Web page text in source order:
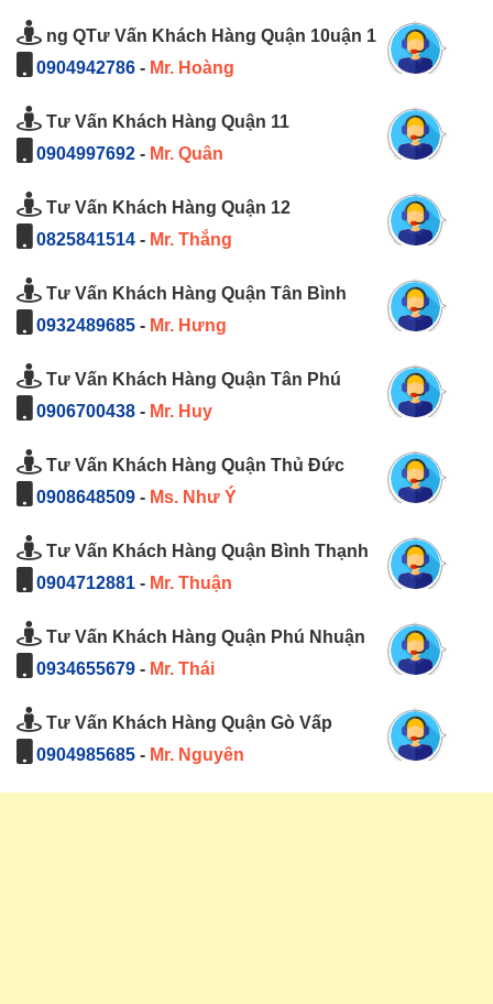
ng QTư Vấn Khách Hàng Quận 10uận 1
0904942786 - Mr. Hoàng
Tư Vấn Khách Hàng Quận 11
0904997692 - Mr. Quân
Tư Vấn Khách Hàng Quận 12
0825841514 - Mr. Thắng
Tư Vấn Khách Hàng Quận Tân Bình
0932489685 - Mr. Hưng
Tư Vấn Khách Hàng Quận Tân Phú
0906700438 - Mr. Huy
Tư Vấn Khách Hàng Quận Thủ Đức
0908648509 - Ms. Như Ý
Tư Vấn Khách Hàng Quận Bình Thạnh
0904712881 - Mr. Thuận
Tư Vấn Khách Hàng Quận Phú Nhuận
0934655679 - Mr. Thái
Tư Vấn Khách Hàng Quận Gò Vấp
0904985685 - Mr. Nguyên